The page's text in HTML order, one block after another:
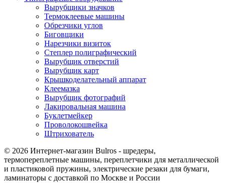
Вырубщики значков
Термоклеевые машины
Обрезчики углов
Биговщики
Нарезчики визиток
Степлер полиграфический
Вырубщик отверстий
Вырубщик карт
Крышкоделательный аппарат
Клеемазка
Вырубщик фотографий
Лакировальная машина
Буклетмейкер
Проволокошвейка
Штрихователь
© 2026 Интернет-магазин Bulros - шредеры,
термопереплетные машины, переплетчики для металлической
и пластиковой пружины, электрические резаки для бумаги,
ламинаторы с доставкой по Москве и России